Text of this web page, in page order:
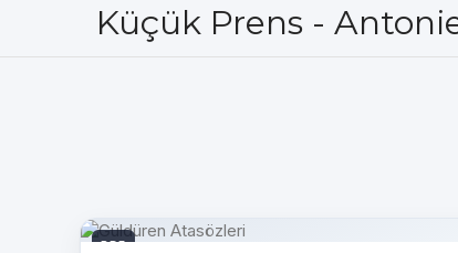
Küçük Prens -
PDF